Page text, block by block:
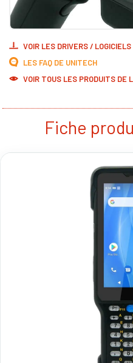
VOIR LES DRIVERS / LOGICIELS
LES FAQ DE UNITECH
VOIR TOUS LES PRODUITS DE
Fiche